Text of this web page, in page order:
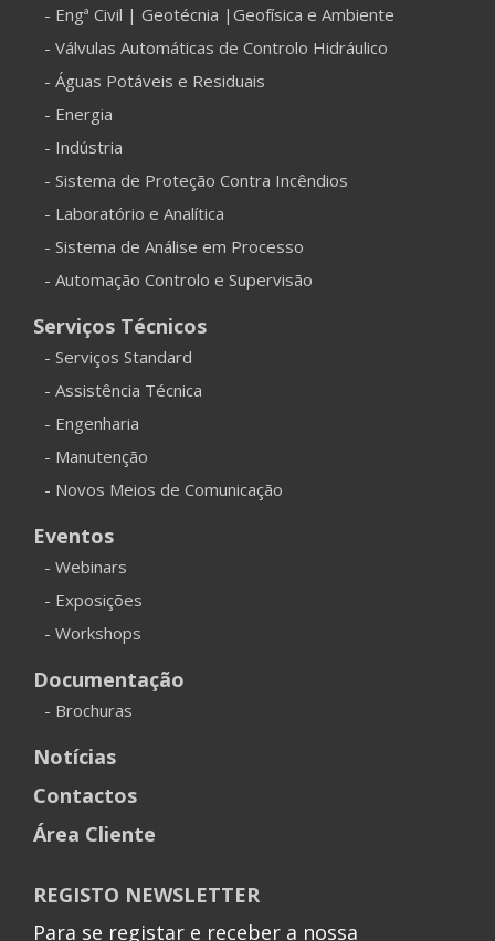
- Engª Civil | Geotécnia |Geofísica e Ambiente
- Válvulas Automáticas de Controlo Hidráulico
- Águas Potáveis e Residuais
- Energia
- Indústria
- Sistema de Proteção Contra Incêndios
- Laboratório e Analítica
- Sistema de Análise em Processo
- Automação Controlo e Supervisão
Serviços Técnicos
- Serviços Standard
- Assistência Técnica
- Engenharia
- Manutenção
- Novos Meios de Comunicação
Eventos
- Webinars
- Exposições
- Workshops
Documentação
- Brochuras
Notícias
Contactos
Área Cliente
REGISTO NEWSLETTER
Para se registar e receber a nossa